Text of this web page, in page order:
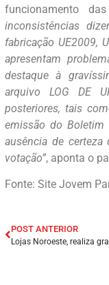
funcionamento
inconsistências
fabricação UE2009,
apresentam
destaque à
arquivo LOG DE
posteriores, tais
emissão do Boletim
ausência de
votação”, aponta o
Fonte: Site Jovem
POST ANTERIOR